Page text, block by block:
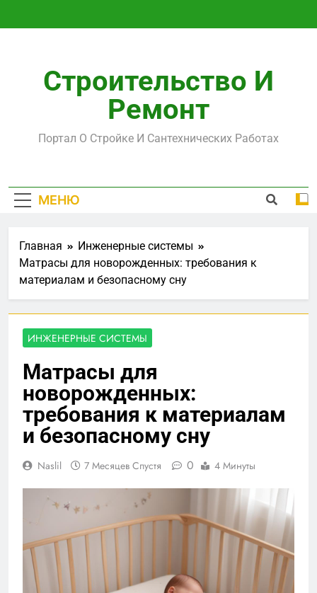
Строительство И
Ремонт
Портал О Стройке И Сантехнических Работах
МЕНЮ
Главная
Инженерные системы
Матрасы для новорожденных: требования к
материалам и безопасному сну
ИНЖЕНЕРНЫЕ СИСТЕМЫ
Матрасы для
новорожденных:
требования к материалам
и безопасному сну
Naslil 7 Месяцев Спустя 0 4 Минуты